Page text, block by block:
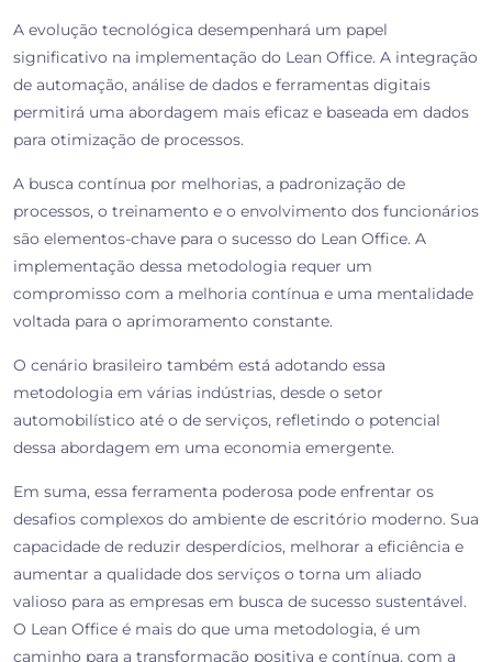
A evolução tecnológica desempenhará um papel
significativo na implementação do Lean Office. A integração
de automação, análise de dados e ferramentas digitais
permitirá uma abordagem mais eficaz e baseada em dados
para otimização de processos.
A busca contínua por melhorias, a padronização de
processos, o treinamento e o envolvimento dos funcionários
são elementos-chave para o sucesso do Lean Office. A
implementação dessa metodologia requer um
compromisso com a melhoria contínua e uma mentalidade
voltada para o aprimoramento constante.
O cenário brasileiro também está adotando essa
metodologia em várias indústrias, desde o setor
automobilístico até o de serviços, refletindo o potencial
dessa abordagem em uma economia emergente.
Em suma, essa ferramenta poderosa pode enfrentar os
desafios complexos do ambiente de escritório moderno. Sua
capacidade de reduzir desperdícios, melhorar a eficiência e
aumentar a qualidade dos serviços o torna um aliado
valioso para as empresas em busca de sucesso sustentável.
O Lean Office é mais do que uma metodologia, é um
caminho para a transformação positiva e contínua, com a